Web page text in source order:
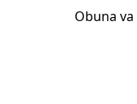
Obuna va